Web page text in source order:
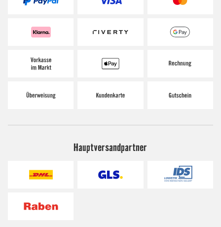
Hauptversandpartner